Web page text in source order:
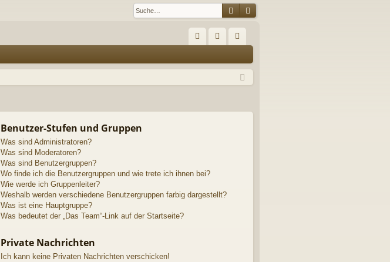
SucheErweiterte Suche
Q m ist
Benutzer-Stufen und Gruppen
Was sind Administratoren?
Was sind Moderatoren?
Was sind Benutzergruppen?
Wo finde ich die Benutzergruppen und wie trete ich ihnen bei?
Wie werde ich Gruppenleiter?
Weshalb werden verschiedene Benutzergruppen farbig dargestellt?
Was ist eine Hauptgruppe?
Was bedeutet der „Das Team“-Link auf der Startseite?
Private Nachrichten
Ich kann keine Privaten Nachrichten verschicken!